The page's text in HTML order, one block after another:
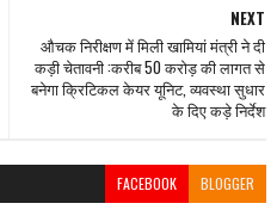
NEXT
औचक निरीक्षण में मिली खामियां मंत्री ने दी
कड़ी चेतावनी :करीब 50 करोड़ की लागत से
बनेगा क्रिटिकल केयर यूनिट, व्यवस्था सुधार
के दिए कड़े निर्देश
FACEBOOK BLOGGER